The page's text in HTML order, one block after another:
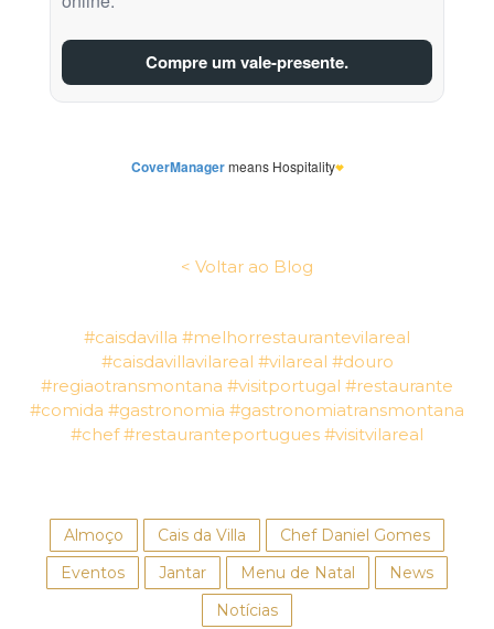
< Voltar ao Blog
#caisdavilla #melhorrestaurantevilareal
#caisdavillavilareal #vilareal #douro
#regiaotransmontana #visitportugal #restaurante
#comida #gastronomia #gastronomiatransmontana
#chef #restauranteportugues #visitvilareal
Almoço Cais da Villa
Chef Daniel Gomes
Eventos
Jantar Menu de Natal
News
Notícias